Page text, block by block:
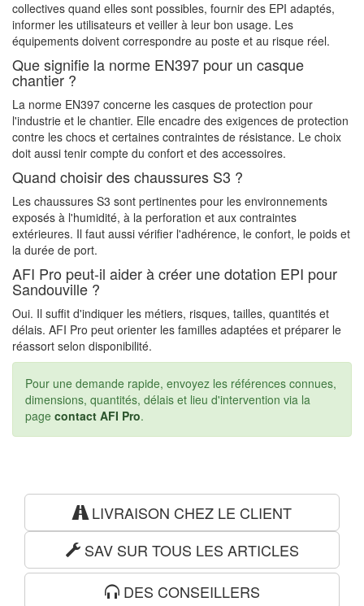
collectives quand elles sont possibles, fournir des EPI adaptés,
informer les utilisateurs et veiller à leur bon usage. Les
équipements doivent correspondre au poste et au risque réel.
Que signifie la norme EN397 pour un casque
chantier ?
La norme EN397 concerne les casques de protection pour
l'industrie et le chantier. Elle encadre des exigences de protection
contre les chocs et certaines contraintes de résistance. Le choix
doit aussi tenir compte du confort et des accessoires.
Quand choisir des chaussures S3 ?
Les chaussures S3 sont pertinentes pour les environnements
exposés à l'humidité, à la perforation et aux contraintes
extérieures. Il faut aussi vérifier l'adhérence, le confort, le poids et
la durée de port.
AFI Pro peut-il aider à créer une dotation EPI pour
Sandouville ?
Oui. Il suffit d'indiquer les métiers, risques, tailles, quantités et
délais. AFI Pro peut orienter les familles adaptées et préparer le
réassort selon disponibilité.
Pour une demande rapide, envoyez les références connues,
dimensions, quantités, délais et lieu d'intervention via la
page contact AFI Pro.
LIVRAISON CHEZ LE CLIENT
SAV SUR TOUS LES ARTICLES
DES CONSEILLERS